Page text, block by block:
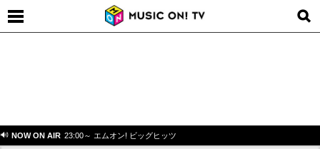
NOW ON AIR 23:00～ エムオン! ビッグヒッツ